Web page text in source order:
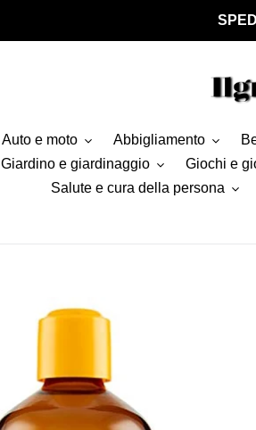
Auto e moto Abbigliamento
Giardino e giardinaggio Giochi e
Salute e cura della persona